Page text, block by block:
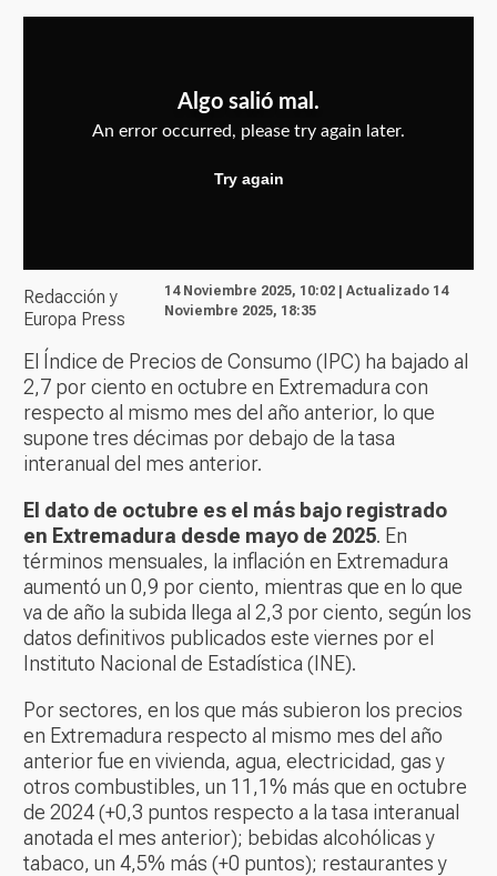
Redacción y
Europa Press
14 Noviembre 2025, 10:02 | Actualizado 14
Noviembre 2025, 18:35
El Índice de Precios de Consumo (IPC) ha bajado al
2,7 por ciento en octubre en Extremadura con
respecto al mismo mes del año anterior, lo que
supone tres décimas por debajo de la tasa
interanual del mes anterior.
El dato de octubre es el más bajo registrado
en Extremadura desde mayo de 2025. En
términos mensuales, la inflación en Extremadura
aumentó un 0,9 por ciento, mientras que en lo que
va de año la subida llega al 2,3 por ciento, según los
datos definitivos publicados este viernes por el
Instituto Nacional de Estadística (INE).
Por sectores, en los que más subieron los precios
en Extremadura respecto al mismo mes del año
anterior fue en vivienda, agua, electricidad, gas y
otros combustibles, un 11,1% más que en octubre
de 2024 (+0,3 puntos respecto a la tasa interanual
anotada el mes anterior); bebidas alcohólicas y
tabaco, un 4,5% más (+0 puntos); restaurantes y